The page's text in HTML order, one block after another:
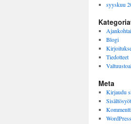
syyskuu
Blogi
Tiedotteet
Meta
Kirjaudu